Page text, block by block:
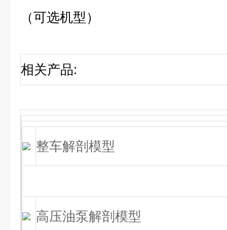
（可选机型）
相关产品:
整车解剖模型
高压油泵解剖模型